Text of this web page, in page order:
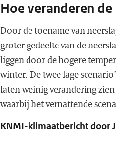
Hoe veranderen
Door de toename van
groter gedeelte van de
liggen door de hogere
winter. De twee lage
laten weinig verandering
waarbij het vernattende
KNMI-klimaatbericht door